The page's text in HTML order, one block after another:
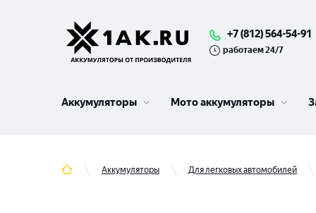
+7 (812) 564-54-91
работаем 24/7
Аккумуляторы Мото аккумуляторы
Аккумуляторы Для легковых автомобилей